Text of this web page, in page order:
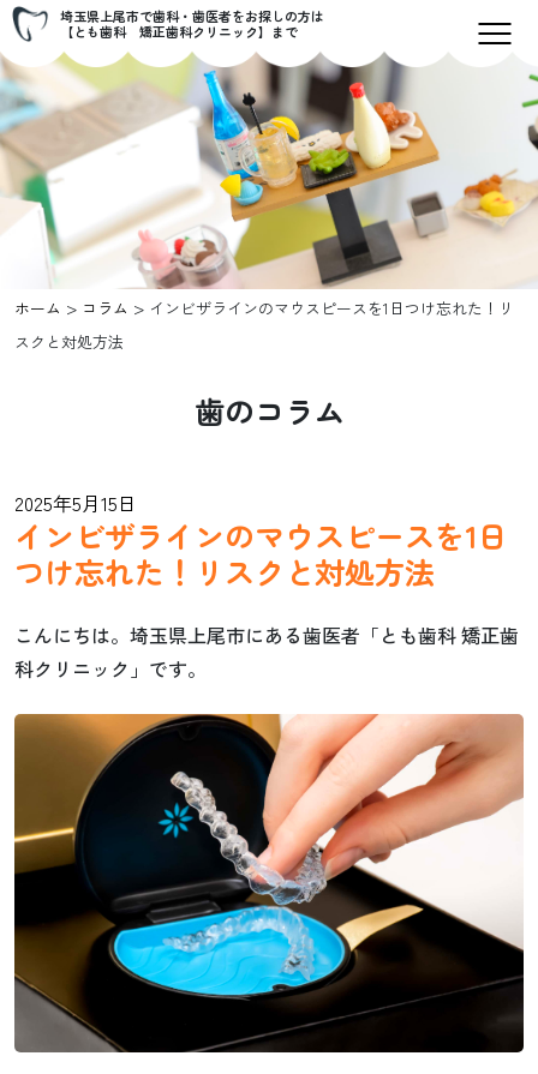
埼玉県上尾市で歯科・歯医者をお探しの方は
【とも歯科 矯正歯科クリニック】まで
ホーム > コラム > インビザラインのマウスピースを1日つけ忘れた！リ
スクと対処方法
歯のコラム
2025年5月15日
インビザラインのマウスピースを1日
つけ忘れた！リスクと対処方法
こんにちは。埼玉県上尾市にある歯医者「とも歯科 矯正歯
科クリニック」です。